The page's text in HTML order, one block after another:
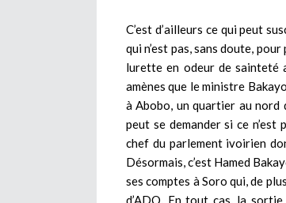
C’est d’ailleurs ce qui peut
qui n’est pas, sans doute,
lurette en odeur de sainteté
amènes que le ministre
à Abobo, un quartier au nord
peut se demander si ce
chef du parlement ivoirien
Désormais, c’est Hamed
ses comptes à Soro qui, de
d’ADO. En tout cas, la